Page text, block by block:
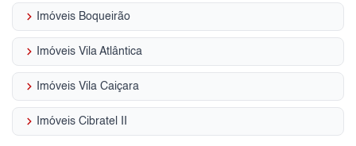
keyboard_arrow_right Imóveis Boqueirão
keyboard_arrow_right Imóveis Vila Atlântica
keyboard_arrow_right Imóveis Vila Caiçara
keyboard_arrow_right Imóveis Cibratel II